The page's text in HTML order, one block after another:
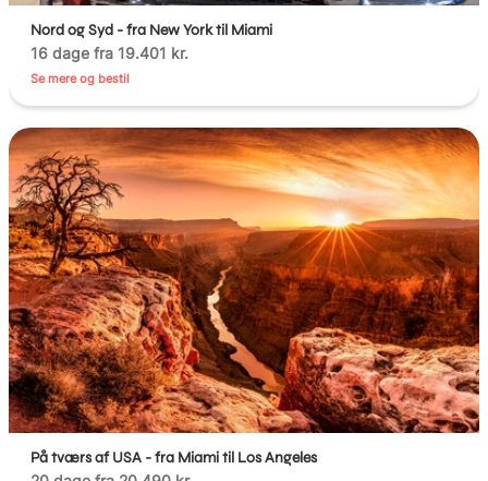
Nord og Syd - fra New York til Miami
16 dage fra 19.401 kr.
Se mere og bestil
På tværs af USA - fra Miami til Los Angeles